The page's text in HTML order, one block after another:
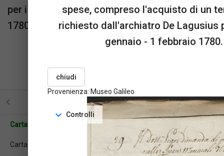
per i reali arciduchi, 26 gennaio - 1 febbraio
1780.
Provenienza:Museo Galileo
TUTTE LE PAGINE PAGINE CON
Carta: [1r]
Carta: [1v]
spese, compreso l'acquisto di un
richiesto dall'archiatro De Lagusius
gennaio - 1 febbraio
chiudi
Provenienza: Museo Galileo
expand_more Controlli